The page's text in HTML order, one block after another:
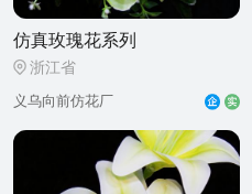
仿真玫瑰花系列
浙江省
义乌向前仿花厂